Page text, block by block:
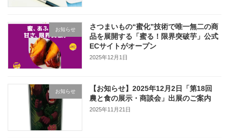
お知らせ
さつまいもの“蜜化”技術で唯一無二の商
品を展開する「蜜る！限界突破芋」公式
ECサイトがオープン
2025年12月1日
お知らせ
【お知らせ】2025年12月2日「第18回
農と食の展示・商談会」出展のご案内
2025年11月21日